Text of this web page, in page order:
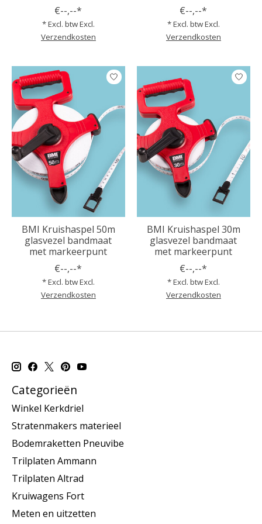
€--,--*
* Excl. btw Excl.
Verzendkosten
€--,--*
* Excl. btw Excl.
Verzendkosten
BMI Kruishaspel 50m
glasvezel bandmaat
met markeerpunt
€--,--*
* Excl. btw Excl.
Verzendkosten
BMI Kruishaspel 30m
glasvezel bandmaat
met markeerpunt
€--,--*
* Excl. btw Excl.
Verzendkosten
Categorieën
Winkel Kerkdriel
Stratenmakers materieel
Bodemraketten Pneuvibe
Trilplaten Ammann
Trilplaten Altrad
Kruiwagens Fort
Meten en uitzetten